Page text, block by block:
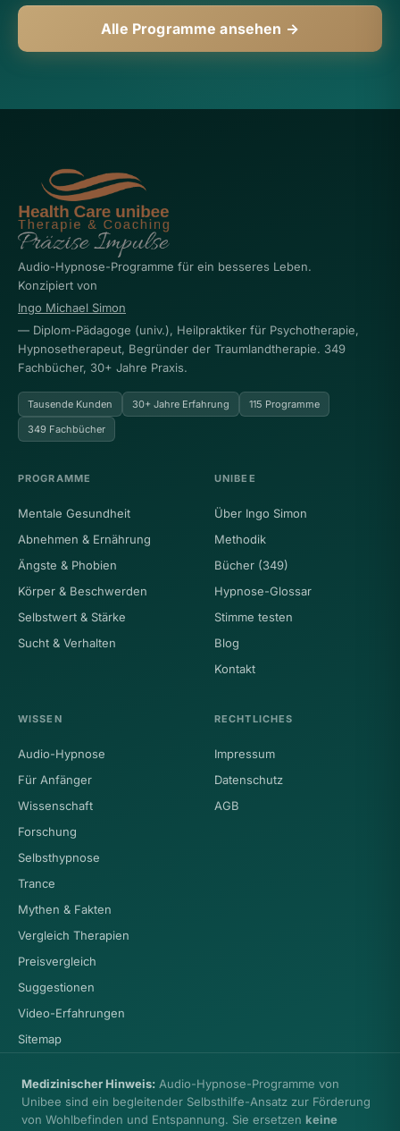
Alle Programme ansehen →
Audio-Hypnose-Programme für ein besseres Leben.
Konzipiert von
Ingo Michael Simon
— Diplom-Pädagoge (univ.), Heilpraktiker für Psychotherapie,
Hypnosetherapeut, Begründer der Traumlandtherapie. 349
Fachbücher, 30+ Jahre Praxis.
Tausende Kunden 30+ Jahre Erfahrung
115 Programme
349 Fachbücher
PROGRAMME
Mentale Gesundheit
Abnehmen & Ernährung
Ängste & Phobien
Körper & Beschwerden
Selbstwert & Stärke
Sucht & Verhalten
UNIBEE
Über Ingo Simon
Methodik
Bücher (349)
Hypnose-Glossar
Stimme testen
Blog
Kontakt
WISSEN
Audio-Hypnose
Für Anfänger
Wissenschaft
Forschung
Selbsthypnose
Trance
Mythen & Fakten
Vergleich Therapien
Preisvergleich
Suggestionen
Video-Erfahrungen
Sitemap
RECHTLICHES
Impressum
Datenschutz
AGB
Medizinischer Hinweis: Audio-Hypnose-Programme von
Unibee sind ein begleitender Selbsthilfe-Ansatz zur Förderung
von Wohlbefinden und Entspannung. Sie ersetzen keine